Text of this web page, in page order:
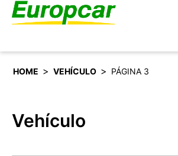
Español
HOME > VEHÍCULO > PÁGINA 3
Vehículo